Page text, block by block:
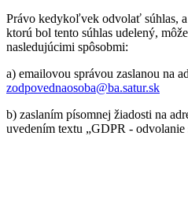
Právo kedykoľvek odvolať súhlas,
ktorú bol tento súhlas udelený,
nasledujúcimi spôsobmi:
a) emailovou správou zaslanou na
zodpovednaosoba@ba.satur.sk
b) zaslaním písomnej žiadosti na
uvedením textu „GDPR - odvolanie